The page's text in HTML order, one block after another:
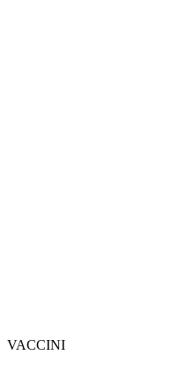
VACCINI